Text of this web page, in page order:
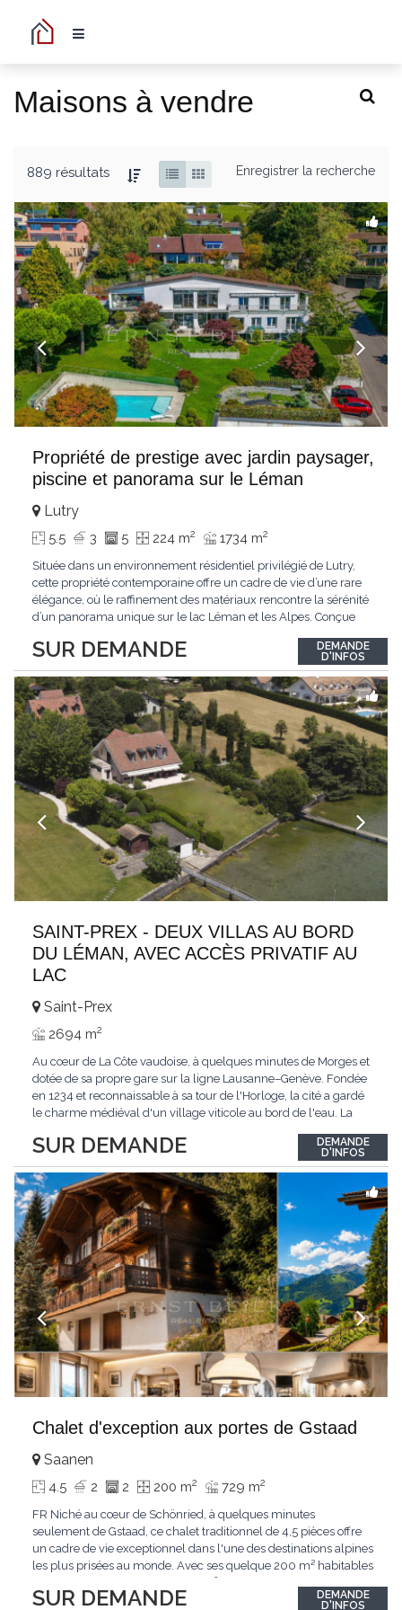
Maisons à vendre
889 résultats Enregistrer la recherche
Propriété de prestige avec jardin paysager,
piscine et panorama sur le Léman
SUR DEMANDE
Lutry
5.5 3 5 224 m2 1734 m2
Située dans un environnement résidentiel privilégié de Lutry,
cette propriété contemporaine offre un cadre de vie d’une rare
élégance, où le raffinement des matériaux rencontre la sérénité
d’un panorama unique sur le lac Léman et les Alpes. Conçue
distingue par ses espaces généreux et son atmosphère
résolument harmonieuse. Caractéristiques...
DEMANDE
D'INFOS
SAINT-PREX - DEUX VILLAS AU BORD
DU LÉMAN, AVEC ACCÈS PRIVATIF AU
LAC
SUR DEMANDE
Saint-Prex
2694 m2
Au cœur de La Côte vaudoise, à quelques minutes de Morges et
dotée de sa propre gare sur la ligne Lausanne–Genève. Fondée
en 1234 et reconnaissable à sa tour de l'Horloge, la cité a gardé
le charme médiéval d'un village viticole au bord de l'eau. La
immédiate des villes. Dans cet environnement privilégié, une
propriété...
DEMANDE
D'INFOS
Chalet d'exception aux portes de Gstaad
SUR DEMANDE
Saanen
4.5 2 2 200 m2 729 m2
FR Niché au cœur de Schönried, à quelques minutes
seulement de Gstaad, ce chalet traditionnel de 4,5 pièces offre
un cadre de vie exceptionnel dans l'une des destinations alpines
les plus prisées au monde. Avec ses quelque 200 m² habitables
situation dominante offrant une vue dégagée sur le village de
DEMANDE
D'INFOS